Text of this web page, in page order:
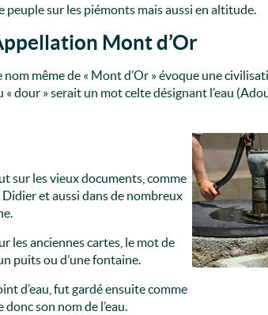
peuple sur les piémonts mais aussi en altitude.
Mont d’Or
nom même de « Mont d’Or » évoque une
« dour » serait un mot celte désignant l’eau
sur les vieux documents, comme
et aussi dans de nombreux
les anciennes cartes, le mot de
puits ou d’une fontaine.
d’eau, fut gardé ensuite comme
son nom de l’eau.